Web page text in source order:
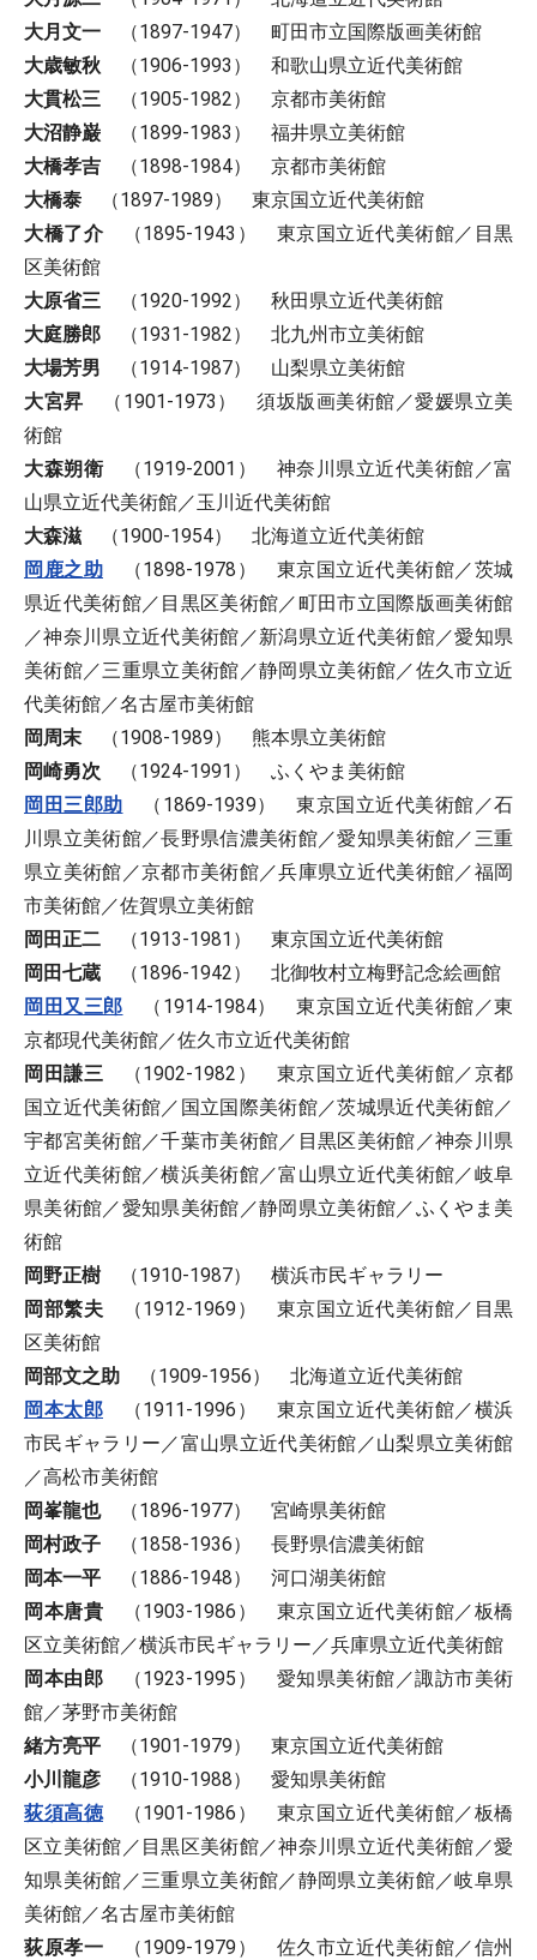
大月文一 （1897-1947） 町田市立国際版画美術館
大歳敏秋 （1906-1993） 和歌山県立近代美術館
大貫松三 （1905-1982） 京都市美術館
大沼静巌 （1899-1983） 福井県立美術館
大橋孝吉 （1898-1984） 京都市美術館
大橋泰 （1897-1989） 東京国立近代美術館
大橋了介（1895-1943） 東京国立近代美術館／目黒
区美術館
大原省三 （1920-1992） 秋田県立近代美術館
大庭勝郎 （1931-1982） 北九州市立美術館
大場芳男 （1914-1987） 山梨県立美術館
大宮昇 （1901-1973） 須坂版画美術館／愛媛県立美
術館
大森朔衛（1919-2001） 神奈川県立近代美術館／富
山県立近代美術館／玉川近代美術館
大森滋（1900-1954） 北海道立近代美術館
岡鹿之助 （1898-1978） 東京国立近代美術館／茨城
県近代美術館／目黒区美術館／町田市立国際版画美術館
／神奈川県立近代美術館／新潟県立近代美術館／愛知県
美術館／三重県立美術館／静岡県立美術館／佐久市立近
代美術館／名古屋市美術館
岡周末（1908-1989） 熊本県立美術館
岡崎勇次 （1924-1991） ふくやま美術館
岡田三郎助 （1869-1939） 東京国立近代美術館／石
川県立美術館／長野県信濃美術館／愛知県美術館／三重
県立美術館／京都市美術館／兵庫県立近代美術館／福岡
市美術館／佐賀県立美術館
岡田正二 （1913-1981） 東京国立近代美術館
岡田七蔵 （1896-1942） 北御牧村立梅野記念絵画館
岡田又三郎 （1914-1984） 東京国立近代美術館／東
京都現代美術館／佐久市立近代美術館
岡田謙三 （1902-1982） 東京国立近代美術館／京都
国立近代美術館／国立国際美術館／茨城県近代美術館／
宇都宮美術館／千葉市美術館／目黒区美術館／神奈川県
立近代美術館／横浜美術館／富山県立近代美術館／岐阜
県美術館／愛知県美術館／静岡県立美術館／ふくやま美
術館
岡野正樹 （1910-1987） 横浜市民ギャラリー
岡部繁夫 （1912-1969） 東京国立近代美術館／目黒
区美術館
岡部文之助 （1909-1956） 北海道立近代美術館
岡本太郎 （1911-1996） 東京国立近代美術館／横浜
市民ギャラリー／富山県立近代美術館／山梨県立美術館
／高松市美術館
岡峯龍也（1896-1977） 宮崎県美術館
岡村政子 （1858-1936） 長野県信濃美術館
岡本一平 （1886-1948） 河口湖美術館
岡本唐貴 （1903-1986） 東京国立近代美術館／板橋
区立美術館／横浜市民ギャラリー／兵庫県立近代美術館
岡本由郎 （1923-1995） 愛知県美術館／諏訪市美術
館／茅野市美術館
緒方亮平 （1901-1979） 東京国立近代美術館
小川龍彦 （1910-1988） 愛知県美術館
荻須高徳（1901-1986） 東京国立近代美術館／板橋
区立美術館／目黒区美術館／神奈川県立近代美術館／愛
知県美術館／三重県立美術館／静岡県立美術館／岐阜県
美術館／名古屋市美術館
荻原孝一 （1909-1979） 佐久市立近代美術館／信州